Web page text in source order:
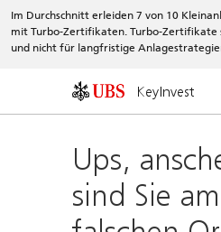
Im Durchschnitt erleiden 7 von 10
mit Turbo-Zertifikaten. Turbo-Zertifikate
und nicht für langfristige
KeyInvest
Ups,
sind Sie am